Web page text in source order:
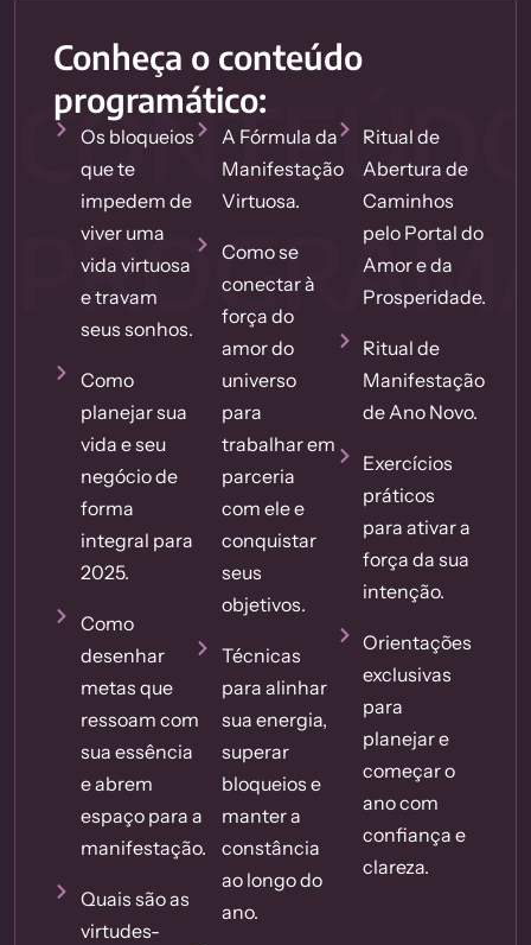
Conheça o conteúdo
programático:
Os bloqueios
que te
impedem de
viver uma
vida virtuosa
e travam
seus sonhos.
Como
planejar sua
vida e seu
negócio de
forma
integral para
2025.
Como
desenhar
metas que
ressoam com
sua essência
e abrem
espaço para a
manifestação.
Quais são as
virtudes-
A Fórmula da
Manifestação
Virtuosa.
Como se
conectar à
força do
amor do
universo
para
trabalhar em
parceria
com ele e
conquistar
seus
objetivos.
Técnicas
para alinhar
sua energia,
superar
bloqueios e
manter a
constância
ao longo do
ano.
Ritual de
Abertura de
Caminhos
pelo Portal do
Amor e da
Prosperidade.
Ritual de
Manifestação
de Ano Novo.
Exercícios
práticos
para ativar a
força da sua
intenção.
Orientações
exclusivas
para
planejar e
começar o
ano com
confiança e
clareza.